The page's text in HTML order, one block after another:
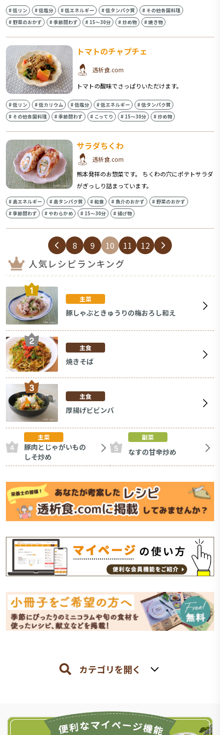
#低リン #低塩分 #低エネルギー #低タンパク質 #その他各国料理
#野菜のおかず #季節問わず # 15〜30分 #炒め物 #焼き物
トマトのチャプチェ
透析食.com
トマトの酸味でさっぱりいただけます。
#低リン #低カリウム #低塩分 #低エネルギー #低タンパク質
#その他各国料理 #季節問わず # こってり # 15〜30分 #炒め物
サラダちくわ
透析食.com
熊本発祥のお惣菜です。 ちくわの穴にポテトサラダ
がぎっしり詰まっています。
#高エネルギー #高タンパク質 #和食 # 魚介のおかず #野菜のおかず
#季節問わず #やわらかめ # 15〜30分 #揚げ物
8 9 10 11 12
人気レシピランキング
主菜
豚しゃぶときゅうりの梅おろし和え
主食
焼きそば
主食
厚揚げビビンバ
主菜
豚肉とじゃがいもの
しそ炒め
副菜
なすの甘辛炒め
カテゴリを開く